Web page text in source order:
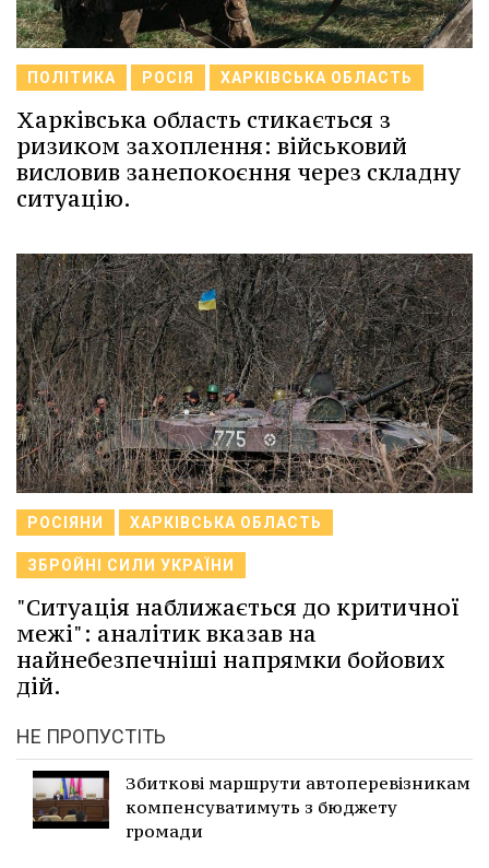
ПОЛІТИКА РОСІЯ ХАРКІВСЬКА ОБЛАСТЬ
Харківська область стикається з
ризиком захоплення: військовий
висловив занепокоєння через складну
ситуацію.
РОСІЯНИ ХАРКІВСЬКА ОБЛАСТЬ
ЗБРОЙНІ СИЛИ УКРАЇНИ
"Ситуація наближається до критичної
межі": аналітик вказав на
найнебезпечніші напрямки бойових
дій.
НЕ ПРОПУСТІТЬ
Збиткові маршрути автоперевізникам
компенсуватимуть з бюджету
громади